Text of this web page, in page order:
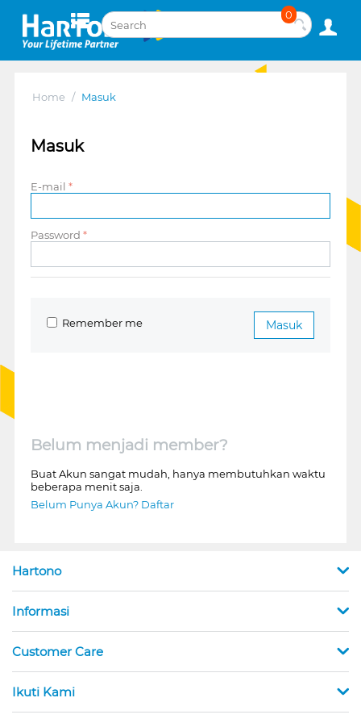
0
Home / Masuk
Masuk
E-mail
Password
Masuk
Remember me
Belum menjadi member?
Buat Akun sangat mudah, hanya membutuhkan waktu
beberapa menit saja.
Belum Punya Akun? Daftar
Hartono
Informasi
Customer Care
Ikuti Kami